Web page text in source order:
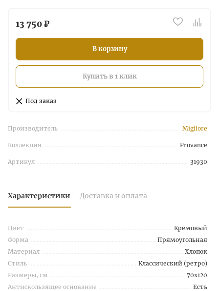
13 750 ₽
В корзину
Купить в 1 клик
Под заказ
Производитель Migliore
Коллекция Provance
Артикул 31930
Характеристики Доставка и оплата
Цвет
Кремовый
Форма
Прямоугольная
Материал
Хлопок
Стиль
Классический (ретро)
Размеры, см
70х120
Антискользящее основание
Есть